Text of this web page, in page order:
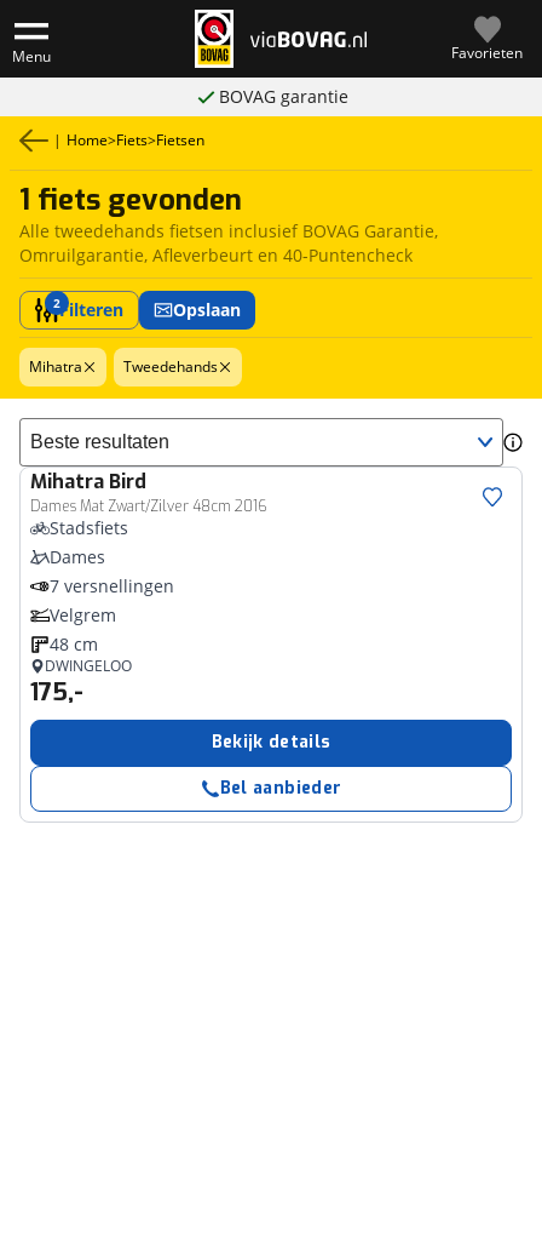
Menu Favorieten
BOVAG garantie
| Home>Fiets>Fietsen
1 fiets gevonden
Alle tweedehands fietsen inclusief BOVAG Garantie,
Omruilgarantie, Afleverbeurt en 40-Puntencheck
2Filteren Opslaan
Mihatra Tweedehands
Sorteer resultaten
Mihatra Bird
Dames Mat Zwart/Zilver 48cm 2016
Stadsfiets
Dames
7 versnellingen
Velgrem
48 cm
DWINGELOO
175,-
Bekijk details
Bel aanbieder